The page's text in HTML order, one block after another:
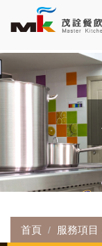
首頁 服務項目